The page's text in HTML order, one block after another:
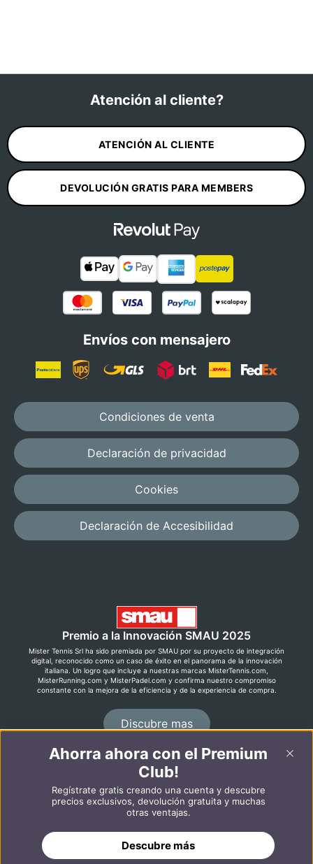
AÑADIR A LA CESTA
Atención al cliente?
ATENCIÓN AL CLIENTE
DEVOLUCIÓN GRATIS PARA MEMBERS
Envíos con mensajero
Condiciones de venta
Declaración de privacidad
Cookies
Declaración de Accesibilidad
Premio a la Innovación SMAU 2025
Mister Tennis Srl ha sido premiada por SMAU por su proyecto de integración
digital, reconocido como un caso de éxito en el panorama de la innovación
italiana. Un logro que incluye a nuestras marcas MisterTennis.com,
MisterRunning.com y MisterPadel.com y confirma nuestro compromiso
constante con la mejora de la eficiencia y de la experiencia de compra.
Discubre mas
©2026 MisterRunning.com
Italiano
English
Ahorra ahora con el Premium
Club!
Regístrate gratis creando una cuenta y descubre
precios exclusivos, devolución gratuita y muchas
otras ventajas.
Descubre más